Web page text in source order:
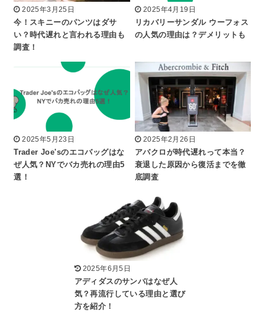
2025年3月25日
今！スキニーのパンツはダサ
い？時代遅れと言われる理由も
調査！
2025年4月19日
リカバリーサンダル ウーフォス
の人気の理由は？デメリットも
2025年5月23日
Trader Joe'sのエコバッグはな
ぜ人気？NYでバカ売れの理由5
選！
2025年2月26日
アバクロが時代遅れって本当？
衰退した原因から復活までを徹
底調査
2025年6月5日
アディダスのサンバはなぜ人
気？再流行している理由と選び
方を紹介！